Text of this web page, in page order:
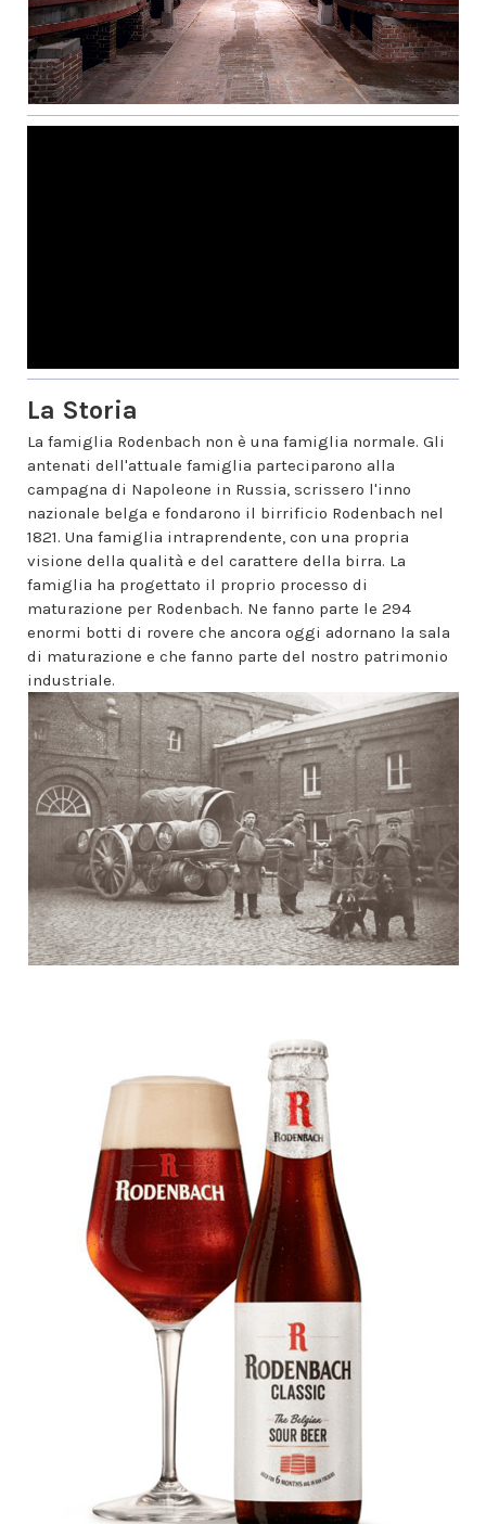
La Storia
La famiglia Rodenbach non è una famiglia normale. Gli
antenati dell'attuale famiglia parteciparono alla
campagna di Napoleone in Russia, scrissero l'inno
nazionale belga e fondarono il birrificio Rodenbach nel
1821. Una famiglia intraprendente, con una propria
visione della qualità e del carattere della birra. La
famiglia ha progettato il proprio processo di
maturazione per Rodenbach. Ne fanno parte le 294
enormi botti di rovere che ancora oggi adornano la sala
di maturazione e che fanno parte del nostro patrimonio
industriale.